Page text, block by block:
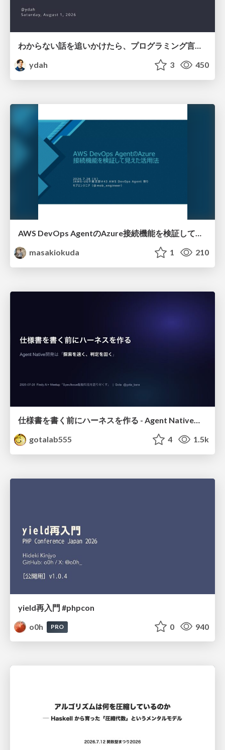
わからない話を追いかけたら、プログラミング言語を作る側にいた
ydah
3 450
masakiokuda
1 210
仕様書を書く前にハーネスを作る - Agent Native開発は「探索を速く、判定を固く」
gotalab555
4 1.5k
yield再入門 #phpcon
o0h
PRO 0 940